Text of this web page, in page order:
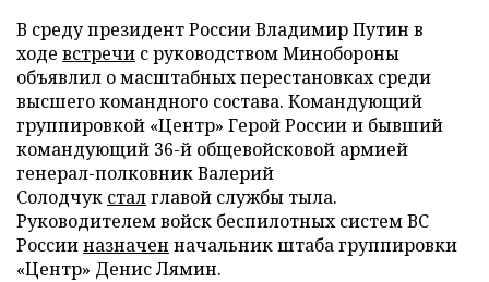
В среду президент России Владимир Путин в
ходе встречи с руководством Минобороны
объявлил о масштабных перестановках среди
высшего командного состава. Командующий
группировкой «Центр» Герой России и бывший
командующий 36-й общевойсковой армией
генерал-полковник Валерий
Солодчук сталглавой службы тыла.
Руководителем войск беспилотных систем ВС
Россииназначен начальник штаба группировки
«Центр» Денис Лямин.